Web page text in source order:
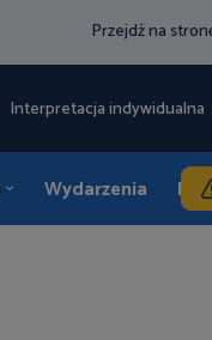
Przejdź na
Interpretacja indywidualna
Wydarzenia